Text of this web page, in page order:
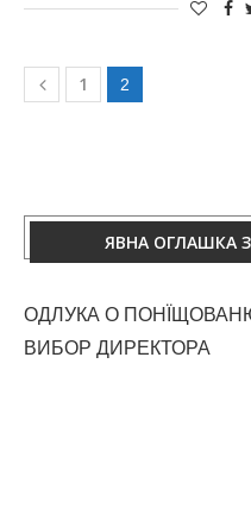
1 2
ЯВНА ОГЛАШКА
ОДЛУКА О
ВИБОР ДИРЕКТОРА